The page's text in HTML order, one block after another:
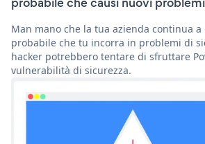
Man mano che la tua azienda continua a
probabile che tu incorra in problemi di
hacker potrebbero tentare di sfruttare
vulnerabilità di sicurezza.